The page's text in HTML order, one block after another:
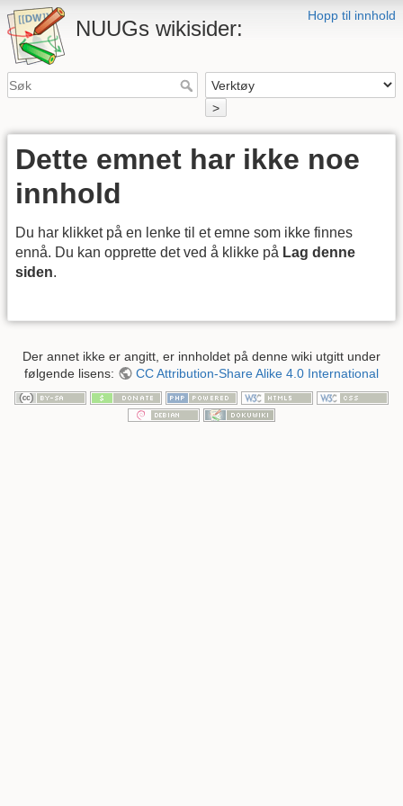
Hopp til innhold
NUUGs wikisider:
>
Dette emnet har ikke noe
innhold
Du har klikket på en lenke til et emne som ikke finnes
ennå. Du kan opprette det ved å klikke på Lag denne
siden.
Der annet ikke er angitt, er innholdet på denne wiki utgitt under
følgende lisens:
CC Attribution-Share Alike 4.0 International